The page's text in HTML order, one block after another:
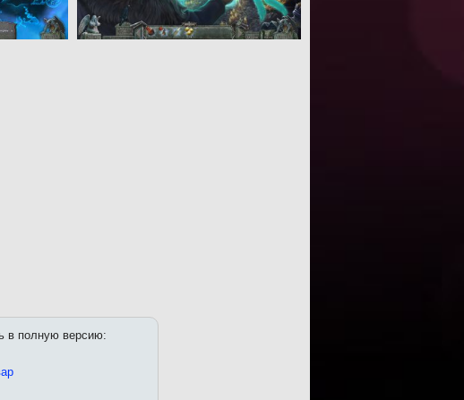
в полную версию: